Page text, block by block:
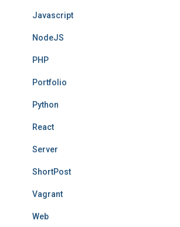
Javascript
NodeJS
PHP
Portfolio
Python
React
Server
ShortPost
Vagrant
Web